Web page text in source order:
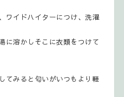
イドハイターにつけ、洗濯
溶かしそこに衣類をつけて
てみると匂いがいつもより軽